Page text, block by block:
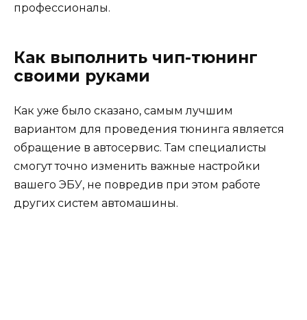
профессионалы.
Как выполнить чип-тюнинг
своими руками
Как уже было сказано, самым лучшим
вариантом для проведения тюнинга является
обращение в автосервис. Там специалисты
смогут точно изменить важные настройки
вашего ЭБУ, не повредив при этом работе
других систем автомашины.